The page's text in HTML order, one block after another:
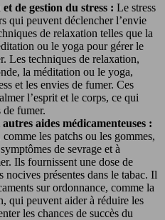
de gestion du stress : Le stress
qui peuvent déclencher l’envie
de relaxation telles que la
ou le yoga pour gérer le
Les techniques de relaxation,
la méditation ou le yoga,
et les envies de fumer. Ces
l’esprit et le corps, ce qui
de fumer.
aides médicamenteuses :
les patchs ou les gommes,
de sevrage et à
Ils fournissent une dose de
nocives présentes dans le tabac. Il
sur ordonnance, comme la
qui peuvent aider à réduire les
les chances de succès du